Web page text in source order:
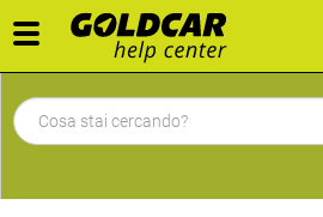
Toggle
navigation